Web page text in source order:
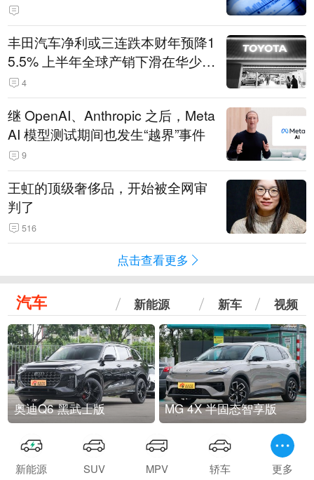
丰田汽车净利或三连跌本财年预降1
5.5% 上半年全球产销下滑在华少卖
14.3万辆
4
继 OpenAI、Anthropic 之后，Meta
AI 模型测试期间也发生“越界”事件
9
王虹的顶级奢侈品，开始被全网审
判了
516
点击查看更多
汽车 新能源 新车 视频
奥迪Q6 黑武士版 MG 4X 半固态智享版
新能源 SUV MPV 轿车 更多